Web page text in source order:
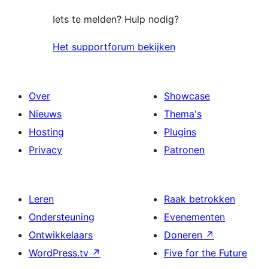
Iets te melden? Hulp nodig?
Het supportforum bekijken
Over
Nieuws
Hosting
Privacy
Showcase
Thema's
Plugins
Patronen
Leren
Ondersteuning
Ontwikkelaars
WordPress.tv ↗
Raak betrokken
Evenementen
Doneren ↗
Five for the Future